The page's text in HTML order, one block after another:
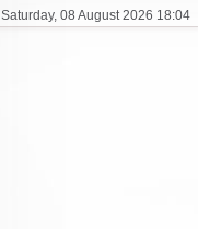
Saturday, 08 August 2026 18:04